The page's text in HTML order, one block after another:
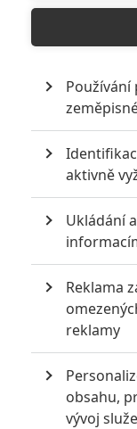
6
8
POSLEDNÍ
Marvel nečekaně
433FILM |
拆彈專家
Děti krve a kostí:
dobrodružství s vůní
Používání
aktivně
Ukládání
Reklama
reklamy
obsahu,
vývoj